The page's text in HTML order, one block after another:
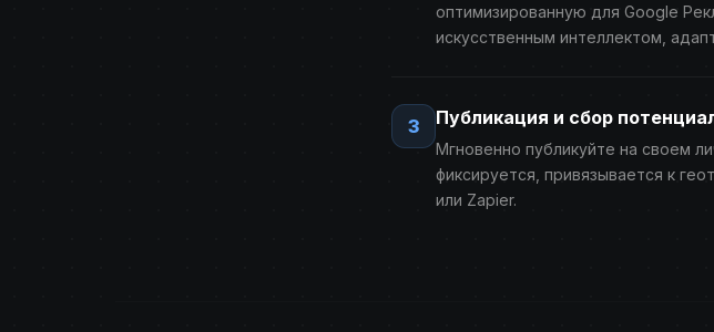
оптимизированную для Google
искусственным интеллектом,
3 Публикация и сбор
Мгновенно публикуйте на своем
фиксируется, привязывается к
или Zapier.